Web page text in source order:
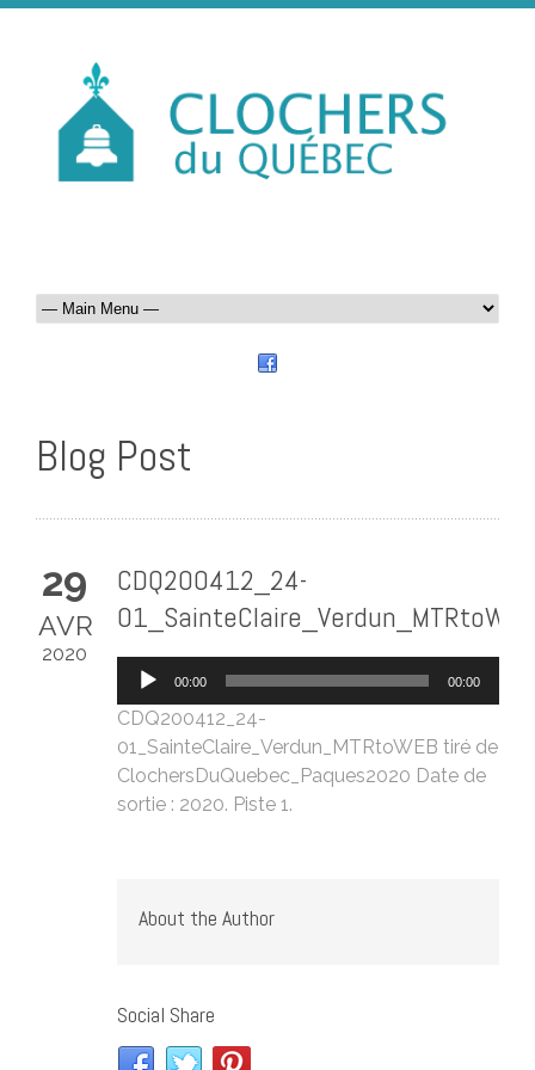
Blog Post
29
AVR
2020
CDQ200412_24-
01_SainteClaire_Verdun_MTRtoWEB
Lecteur
00:00 00:00
CDQ200412_24-
01_SainteClaire_Verdun_MTRtoWEB tiré de
ClochersDuQuebec_Paques2020 Date de
sortie : 2020. Piste 1.
About the Author
Social Share